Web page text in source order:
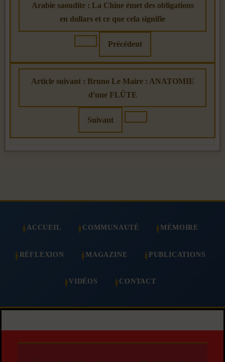
Arabie saoudite : La Chine émet des obligations
en dollars et ce que cela signifie
Précédent
Article suivant : Bruno Le Maire : ANATOMIE
d'une FLÛTE
Suivant
ACCUEIL COMMUNAUTÉ MÉMOIRE
RÉFLEXION MAGAZINE PUBLICATIONS
VIDÉOS CONTACT